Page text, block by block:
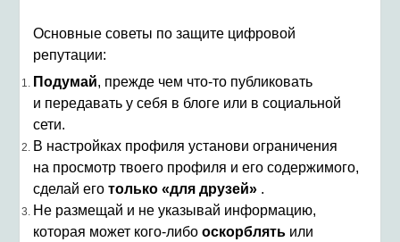
Основные советы по защите цифровой
репутации:
Подумай, прежде чем что-то публиковать
и передавать у себя в блоге или в социальной
сети.
В настройках профиля установи ограничения
на просмотр твоего профиля и его содержимого,
сделай его только «для друзей» .
Не размещай и не указывай информацию,
которая может кого-либо оскорблять или